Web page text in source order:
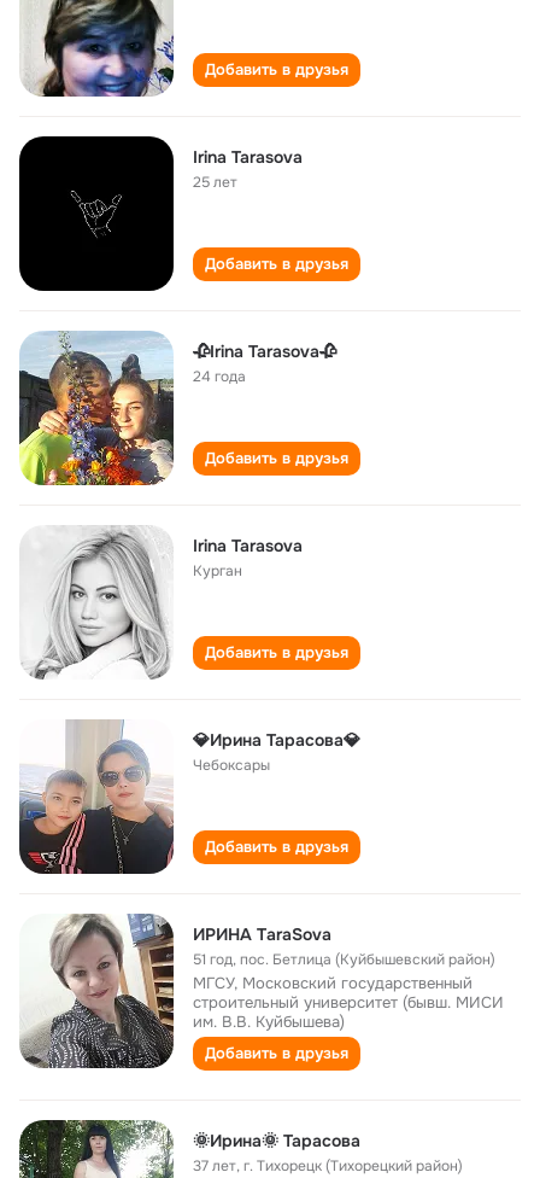
Добавить в друзья
Irina Tarasova
25 лет
Добавить в друзья
🥀Irina Tarasova🥀
24 года
Добавить в друзья
Irina Tarasova
Курган
Добавить в друзья
💎Ирина Тарасова💎
Чебоксары
Добавить в друзья
ИРИНА ТaraSova
51 год,пос. Бетлица (Куйбышевский район)
МГСУ, Московский государственный
строительный университет (бывш. МИСИ
им. В.В. Куйбышева)
Добавить в друзья
🌞Ирина🌞 Тарасова
37 лет,г. Тихорецк (Тихорецкий район)